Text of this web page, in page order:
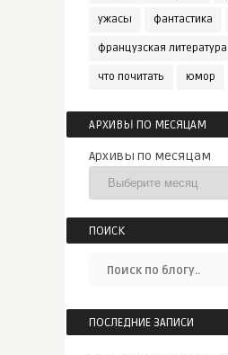
ужасы фантастика
французская литература
что почитать юмор
АРХИВЫ ПО МЕСЯЦАМ
Архивы по месяцам
ПОИСК
ПОСЛЕДНИЕ ЗАПИСИ